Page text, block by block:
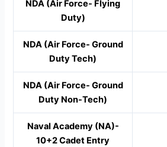
NDA (Air Force- Flying
Duty)
NDA (Air Force- Ground
Duty Tech)
NDA (Air Force- Ground
Duty Non-Tech)
Naval Academy (NA)-
10+2 Cadet Entry